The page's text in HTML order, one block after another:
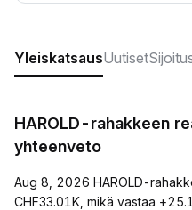
YleiskatsausUutiset
HAROLD-rahakkeen
yhteenveto
Aug 8, 2026 HAROLD-
CHF33.01K, mikä vastaa